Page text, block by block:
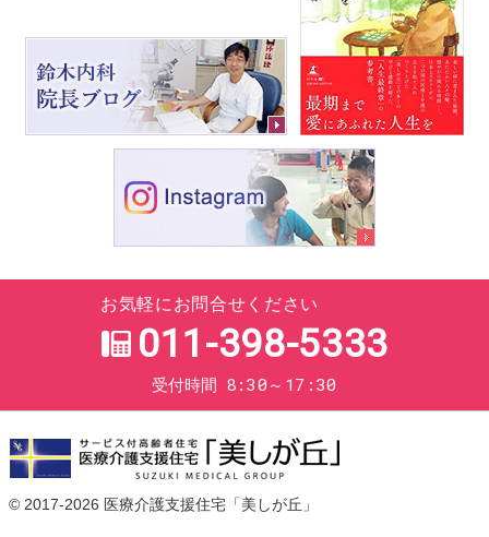
お気軽にお問合せください
011-398-5333
受付時間 8:30～17:30
© 2017-2026 医療介護支援住宅「美しが丘」